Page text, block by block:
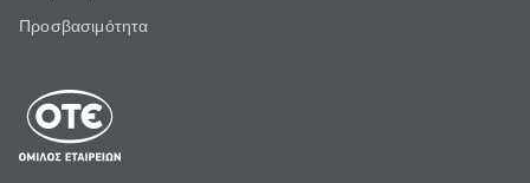
Προσβασιμότητα